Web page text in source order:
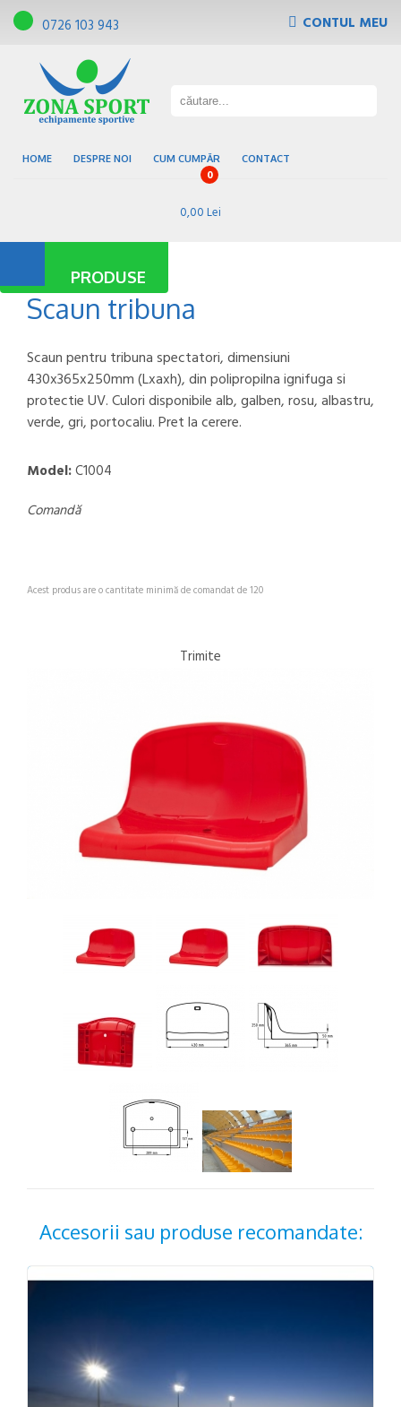
0726 103 943 CONTUL MEU
HOME DESPRE NOI CUM CUMPĂR CONTACT
0
0,00 Lei
PRODUSE
Pardoseli sportive
Scaun tribuna
Scaun pentru tribuna spectatori, dimensiuni
430x365x250mm (Lxaxh), din polipropilna ignifuga si
protectie UV. Culori disponibile alb, galben, rosu, albastru,
verde, gri, portocaliu. Pret la cerere.
Model:C1004
Comandă
Acest produs are o cantitate minimă de comandat de 120
Trimite
Accesorii sau produse recomandate: